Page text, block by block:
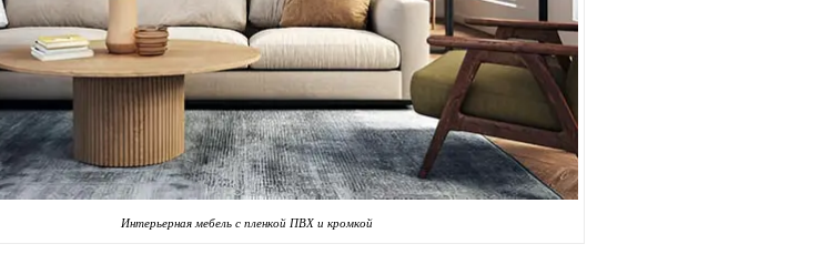
Интерьерная мебель с пленкой ПВХ и кромкой